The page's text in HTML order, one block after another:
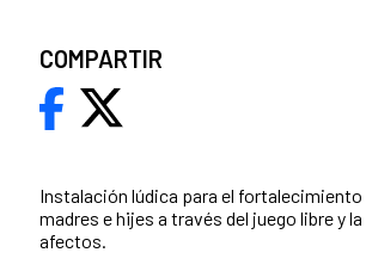
Instalación lúdica para el fortalecimiento
madres e hijes a través del juego libre y
afectos.
COMPARTIR